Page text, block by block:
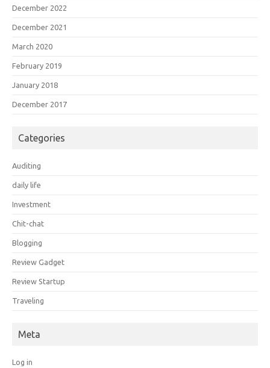
December 2022
December 2021
March 2020
February 2019
January 2018
December 2017
Categories
Auditing
daily life
Investment
Chit-chat
Blogging
Review Gadget
Review Startup
Traveling
Meta
Log in